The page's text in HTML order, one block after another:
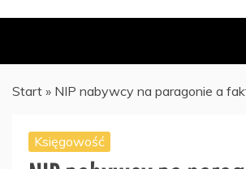
FINANSACH I
Start » NIP nabywcy na paragonie a
Księgowość